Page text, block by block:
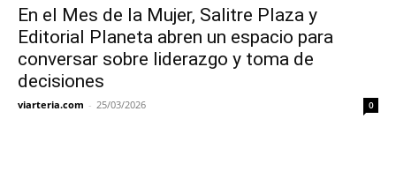
En el Mes de la Mujer, Salitre Plaza y
Editorial Planeta abren un espacio para
conversar sobre liderazgo y toma de
decisiones
viarteria.com - 25/03/2026 0